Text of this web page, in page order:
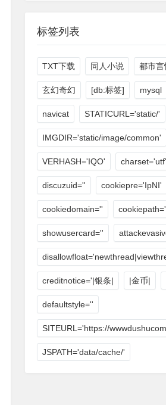
标签列表
TXT下载 同人小说 都市言
玄幻奇幻 [db:标签] mysql
navicat STATICURL='static/'
IMGDIR='static/image/common'
VERHASH='IQO' charset='utf'
discuzuid='' cookiepre='IpNI'
cookiedomain=''
showusercard=''
creditnotice='|银条| |金币|
defaultstyle=''
SITEURL='https://
JSPATH='data/cache/'